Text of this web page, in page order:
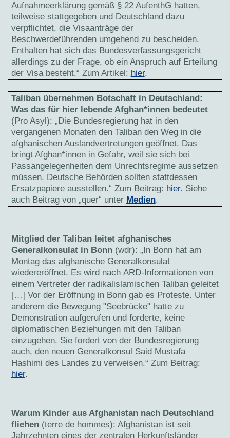
Aufnahmeerklärung gemäß § 22 AufenthG hatten,
teilweise stattgegeben und Deutschland dazu
verpflichtet, die Visaanträge der
Beschwerdeführenden umgehend zu bescheiden.
Enthalten hat sich das Bundesverfassungsgericht
allerdings zu der Frage, ob ein Anspruch auf Erteilung
der Visa besteht.“ Zum Artikel: hier.
Taliban übernehmen Botschaft in Deutschland:
Was das für hier lebende Afghan*innen bedeutet
(Pro Asyl): „Die Bundesregierung hat in den
vergangenen Monaten den Taliban den Weg in die
afghanischen Auslandvertretungen geöffnet. Das
bringt Afghan*innen in Gefahr, weil sie sich bei
Passangelegenheiten dem Unrechtsregime aussetzen
müssen. Deutsche Behörden sollten stattdessen
Ersatzpapiere ausstellen.“ Zum Beitrag: hier. Siehe
auch Beitrag von „quer“ unter Medien.
Mitglied der Taliban leitet afghanisches
Generalkonsulat in Bonn (wdr): „In Bonn hat am
Montag das afghanische Generalkonsulat
wiedereröffnet. Es wird nach ARD-Informationen von
einem Vertreter der radikalislamischen Taliban geleitet
[…] Vor der Eröffnung in Bonn gab es Proteste. Unter
anderem die Bewegung "Seebrücke" hatte zu
Demonstration aufgerufen und forderte, keine
diplomatischen Beziehungen mit den Taliban
einzugehen. Sie fordert von der Bundesregierung
auch, den neuen Generalkonsul Said Mustafa
Hashimi des Landes zu verweisen.“ Zum Beitrag:
hier.
Warum Kinder aus Afghanistan nach Deutschland
fliehen (terre de hommes): Afghanistan ist seit
Jahrzehnten eines der zentralen Herkunftsländer